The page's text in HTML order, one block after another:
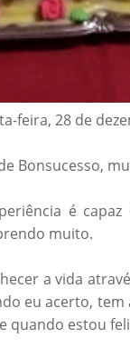
feira, 28 de
Bonsucesso,
é
muito.
a vida
eu acerto,
quando estou